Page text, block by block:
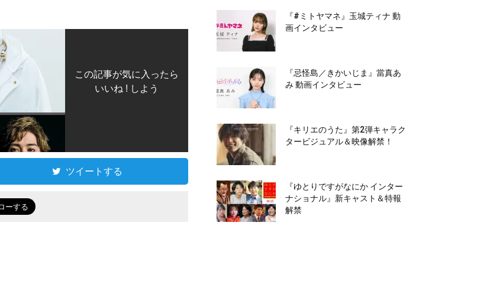
この記事が気に入ったら
いいね ! しよう
ツイートする
『#ミトヤマネ』玉城ティナ 動
画インタビュー
『忌怪島／きかいじま』當真あ
み 動画インタビュー
『キリエのうた』第2弾キャラク
タービジュアル＆映像解禁！
『ゆとりですがなにか インター
ナショナル』新キャスト＆特報
解禁